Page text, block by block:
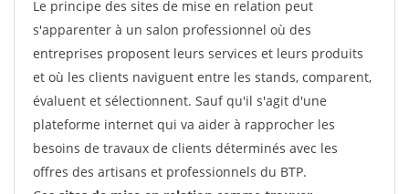
Le principe des sites de mise en relation peut
s'apparenter à un salon professionnel où des
entreprises proposent leurs services et leurs produits
et où les clients naviguent entre les stands, comparent,
évaluent et sélectionnent. Sauf qu'il s'agit d'une
plateforme internet qui va aider à rapprocher les
besoins de travaux de clients déterminés avec les
offres des artisans et professionnels du BTP.